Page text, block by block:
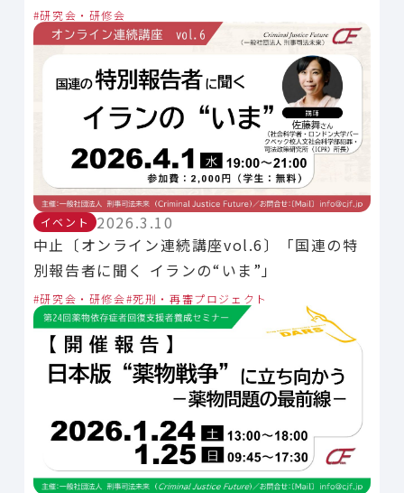
研究会・研修会
イベント
2026.3.10
中止〔オンライン連続講座vol.6〕「国連の特
別報告者に聞く イランの“いま”」
研究会・研修会 死刑・再審プロジェクト